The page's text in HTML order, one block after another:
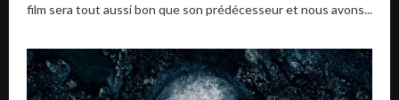
film sera tout aussi bon que son prédécesseur et nous avons...